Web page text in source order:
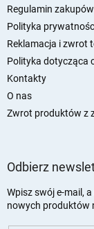
Regulamin zakupów
Polityka
Reklamacja i zwrot
Polityka dotycząca
Kontakty
O nas
Zwrot produktów z
Odbierz
Wpisz swój e-mail,
nowych produktów